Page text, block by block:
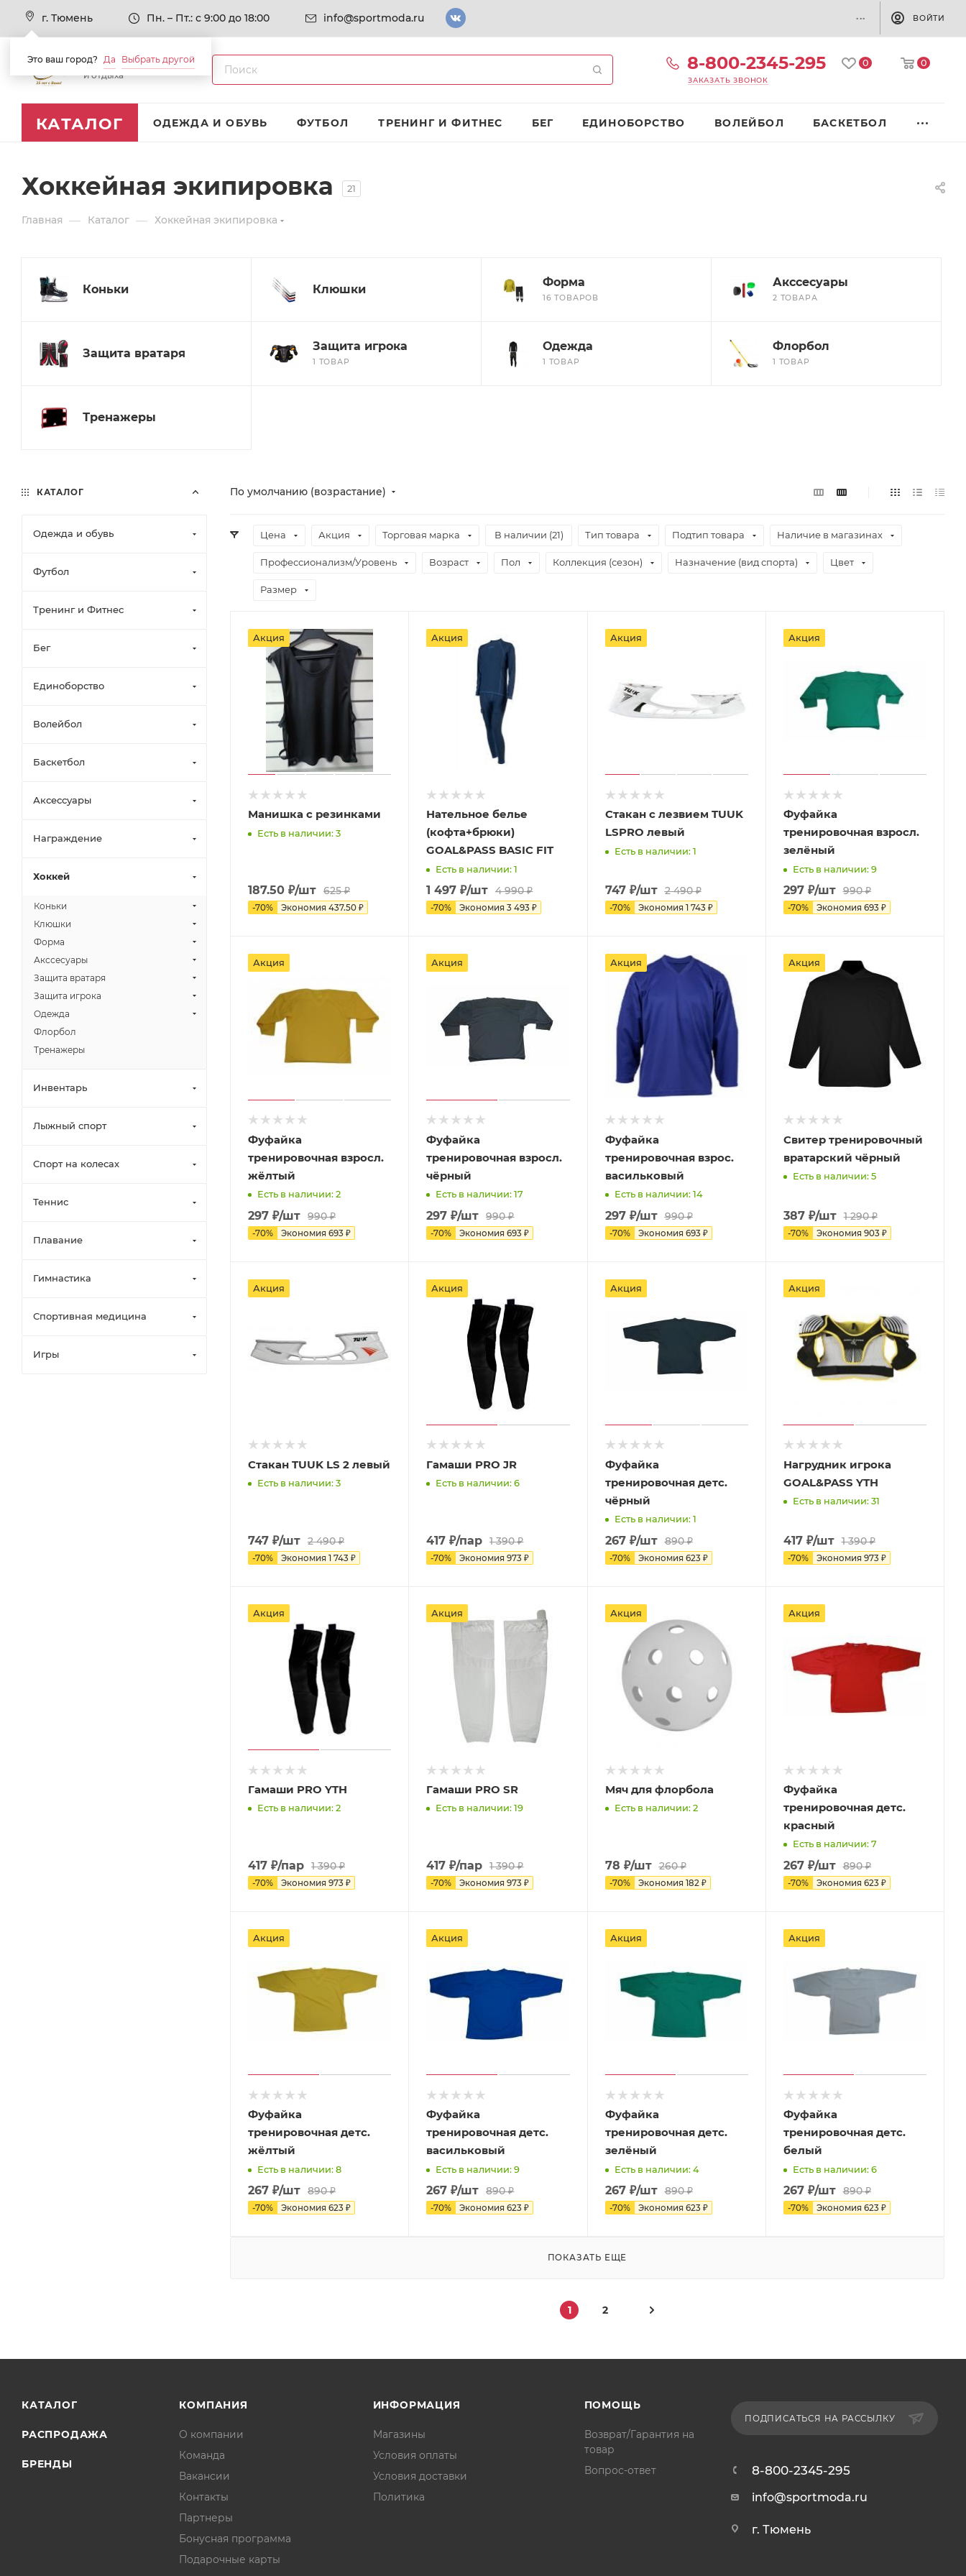
г. Тюмень
Это ваш город? Да Выбрать другой
Пн. – Пт.: с 9:00 до 18:00 info@sportmoda.ru ... ВОЙТИ
Товары для спорта
и отдыха
8-800-2345-295
ЗАКАЗАТЬ ЗВОНОК
0 0
КАТАЛОГ ОДЕЖДА И ОБУВЬ ФУТБОЛ ТРЕНИНГ И ФИТНЕС БЕГ ЕДИНОБОРСТВО ВОЛЕЙБОЛ БАСКЕТБОЛ
Хоккейная экипировка 21
Главная — Каталог — Хоккейная экипировка
Коньки Клюшки
Форма
16 ТОВАРОВ
Акссесуары
2 ТОВАРА
Защита вратаря
Защита игрока
1 ТОВАР
Одежда
1 ТОВАР
Флорбол
1 ТОВАР
Тренажеры
По умолчанию (возрастание)
Цена Акция Торговая марка В наличии (21) Тип товара Подтип товара Наличие в магазинах
Профессионализм/Уровень Возраст Пол Коллекция (сезон) Назначение (вид спорта) Цвет
Размер
Акция
Манишка с резинками
Есть в наличии: 3
187.50 ₽/шт 625₽
-70% Экономия 437.50 ₽
Акция
Нательное белье
(кофта+брюки)
GOAL&PASS BASIC FIT
Есть в наличии: 1
1 497 ₽/шт 4 990₽
-70% Экономия3 493 ₽
Акция
Стакан с лезвием TUUK
LSPRO левый
Есть в наличии: 1
747₽/шт 2 490₽
-70% Экономия 1 743₽
Акция
Фуфайка
тренировочная взросл.
зелёный
Есть в наличии: 9
297₽/шт 990₽
-70% Экономия 693₽
Акция
Фуфайка
тренировочная взросл.
жёлтый
Есть в наличии: 2
297 ₽/шт 990₽
-70% Экономия 693 ₽
Акция
Фуфайка
тренировочная взросл.
чёрный
Есть в наличии: 17
297 ₽/шт 990₽
-70% Экономия693 ₽
Акция
Фуфайка
тренировочная взрос.
васильковый
Есть в наличии: 14
297₽/шт 990₽
-70% Экономия 693₽
Акция
Свитер тренировочный
вратарский чёрный
Есть в наличии: 5
387₽/шт 1 290₽
-70% Экономия 903₽
Акция
Стакан TUUK LS 2 левый
Есть в наличии: 3
747 ₽/шт 2 490₽
-70% Экономия 1 743 ₽
Акция
Гамаши PRO JR
Есть в наличии: 6
417 ₽/пар 1 390₽
-70% Экономия973 ₽
Акция
Фуфайка
тренировочная детс.
чёрный
Есть в наличии: 1
267₽/шт 890₽
-70% Экономия 623₽
Акция
Нагрудник игрока
GOAL&PASS YTH
Есть в наличии: 31
417₽/шт 1 390₽
-70% Экономия 973₽
Акция
Гамаши PRO YTH
Есть в наличии: 2
417 ₽/пар 1 390₽
-70% Экономия 973 ₽
Акция
Гамаши PRO SR
Есть в наличии: 19
417 ₽/пар 1 390₽
-70% Экономия973 ₽
Акция
Мяч для флорбола
Есть в наличии: 2
78 ₽/шт 260₽
-70% Экономия 182₽
Акция
Фуфайка
тренировочная детс.
красный
Есть в наличии: 7
267₽/шт 890₽
-70% Экономия 623₽
Акция
Фуфайка
тренировочная детс.
жёлтый
Есть в наличии: 8
267 ₽/шт 890₽
-70% Экономия 623 ₽
Акция
Фуфайка
тренировочная детс.
васильковый
Есть в наличии: 9
267 ₽/шт 890₽
-70% Экономия623 ₽
Акция
Фуфайка
тренировочная детс.
зелёный
Есть в наличии: 4
267₽/шт 890₽
-70% Экономия 623₽
Акция
Фуфайка
тренировочная детс.
белый
Есть в наличии: 6
267₽/шт 890₽
-70% Экономия 623₽
ПОКАЗАТЬ ЕЩЕ
1 2
КАТАЛОГ
Одежда и обувь
Футбол
Тренинг и Фитнес
Бег
Единоборство
Волейбол
Баскетбол
Аксессуары
Награждение
Хоккей
Коньки
Клюшки
Форма
Акссесуары
Защита вратаря
Защита игрока
Одежда
Флорбол
Тренажеры
Инвентарь
Лыжный спорт
Спорт на колесах
Теннис
Плавание
Гимнастика
Спортивная медицина
Игры
КАТАЛОГ
РАСПРОДАЖА
БРЕНДЫ
КОМПАНИЯ
О компании
Команда
Вакансии
Контакты
Партнеры
Бонусная программа
Подарочные карты
ИНФОРМАЦИЯ
Магазины
Условия оплаты
Условия доставки
Политика
ПОМОЩЬ
Возврат/Гарантия на
товар
Вопрос-ответ
ПОДПИСАТЬСЯ НА РАССЫЛКУ
8-800-2345-295
info@sportmoda.ru
г. Тюмень